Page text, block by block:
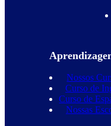
Nossos
Curso de
Curso de
Nossas